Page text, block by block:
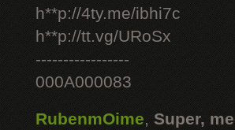
h**p://4ty.me/ibhi7c
h**p://tt.vg/URoSx
-----------------
000A000083
RubenmOime, Super,